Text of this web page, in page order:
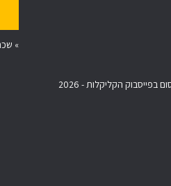
»
בפייסבוק הקליקלות - 2026